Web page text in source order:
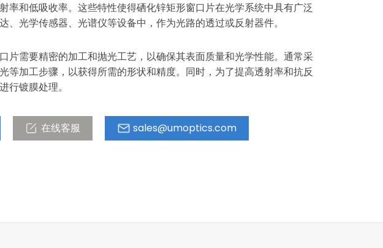
率和低吸收率。这些特性使得硒化锌矩形窗口片在光学系统中具有广泛
、光学传感器、光谱仪等设备中，作为光路的透过或反射器件。
片需要精密的加工和抛光工艺，以确保其表面质量和光学性能。通常采
等加工步骤，以获得所需的形状和精度。同时，为了提高透射率和抗反
行镀膜处理。
在线客服 sales@umoptics.com